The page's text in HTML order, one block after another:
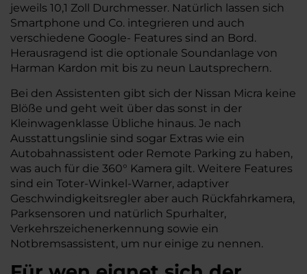
jeweils 10,1 Zoll Durchmesser. Natürlich lassen sich
Smartphone und Co. integrieren und auch
verschiedene Google- Features sind an Bord.
Herausragend ist die optionale Soundanlage von
Harman Kardon mit bis zu neun Lautsprechern.
Bei den Assistenten gibt sich der Nissan Micra keine
Blöße und geht weit über das sonst in der
Kleinwagenklasse Übliche hinaus. Je nach
Ausstattungslinie sind sogar Extras wie ein
Autobahnassistent oder Remote Parking zu haben,
was auch für die 360° Kamera gilt. Weitere Features
sind ein Toter-Winkel-Warner, adaptiver
Geschwindigkeitsregler aber auch Rückfahrkamera,
Parksensoren und natürlich Spurhalter,
Verkehrszeichenerkennung sowie ein
Notbremsassistent, um nur einige zu nennen.